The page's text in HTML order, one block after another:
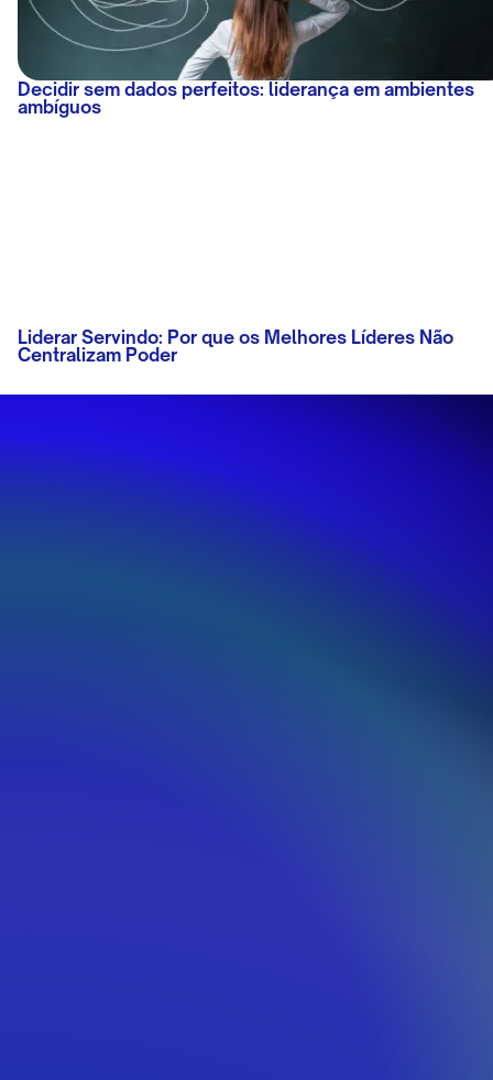
Decidir sem dados perfeitos: liderança em ambientes
ambíguos
Liderar Servindo: Por que os Melhores Líderes Não
Centralizam Poder